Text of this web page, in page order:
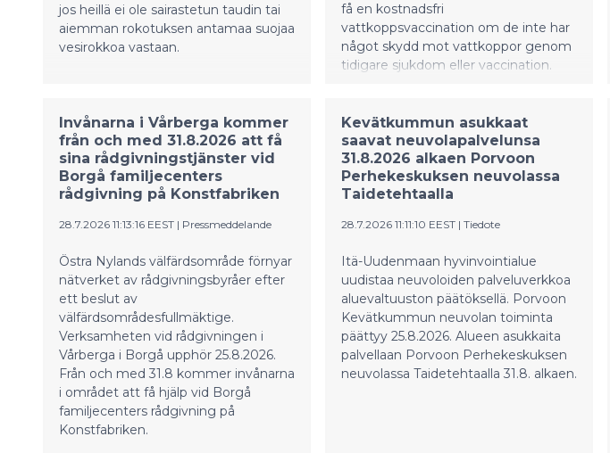
jos heillä ei ole sairastetun taudin tai
aiemman rokotuksen antamaa suojaa
vesirokkoa vastaan.
få en kostnadsfri
vattkoppsvaccination om de inte har
något skydd mot vattkoppor genom
tidigare sjukdom eller vaccination.
Invånarna i Vårberga kommer
från och med 31.8.2026 att få
sina rådgivningstjänster vid
Borgå familjecenters
rådgivning på Konstfabriken
28.7.2026 11:13:16 EEST | Pressmeddelande
Östra Nylands välfärdsområde förnyar
nätverket av rådgivningsbyråer efter
ett beslut av
välfärdsområdesfullmäktige.
Verksamheten vid rådgivningen i
Vårberga i Borgå upphör 25.8.2026.
Från och med 31.8 kommer invånarna
i området att få hjälp vid Borgå
familjecenters rådgivning på
Konstfabriken.
Kevätkummun asukkaat
saavat neuvolapalvelunsa
31.8.2026 alkaen Porvoon
Perhekeskuksen neuvolassa
Taidetehtaalla
28.7.2026 11:11:10 EEST | Tiedote
Itä-Uudenmaan hyvinvointialue
uudistaa neuvoloiden palveluverkkoa
aluevaltuuston päätöksellä. Porvoon
Kevätkummun neuvolan toiminta
päättyy 25.8.2026. Alueen asukkaita
palvellaan Porvoon Perhekeskuksen
neuvolassa Taidetehtaalla 31.8. alkaen.